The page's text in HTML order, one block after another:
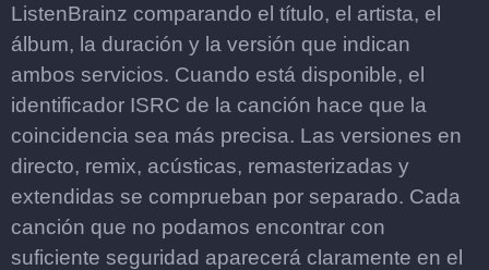
ListenBrainz comparando el título, el artista, el
álbum, la duración y la versión que indican
ambos servicios. Cuando está disponible, el
identificador ISRC de la canción hace que la
coincidencia sea más precisa. Las versiones en
directo, remix, acústicas, remasterizadas y
extendidas se comprueban por separado. Cada
canción que no podamos encontrar con
suficiente seguridad aparecerá claramente en el